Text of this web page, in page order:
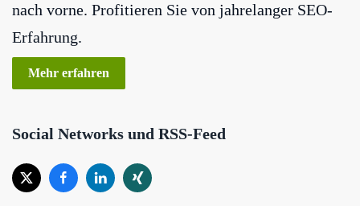
nach vorne. Profitieren Sie von jahrelanger SEO-
Erfahrung.
Mehr erfahren
Social Networks und RSS-Feed